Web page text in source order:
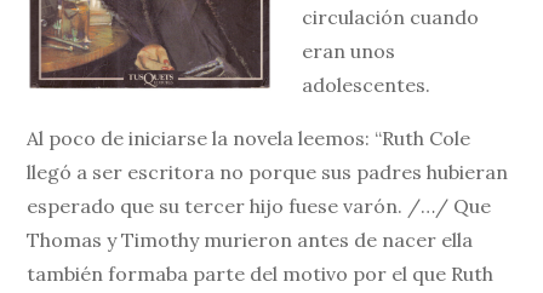
circulación cuando
eran unos
adolescentes.
Al poco de iniciarse la novela leemos: “Ruth Cole
llegó a ser escritora no porque sus padres hubieran
esperado que su tercer hijo fuese varón. /…/ Que
Thomas y Timothy murieron antes de nacer ella
también formaba parte del motivo por el que Ruth